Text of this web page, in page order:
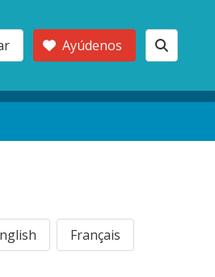
Ayúdenos
Français